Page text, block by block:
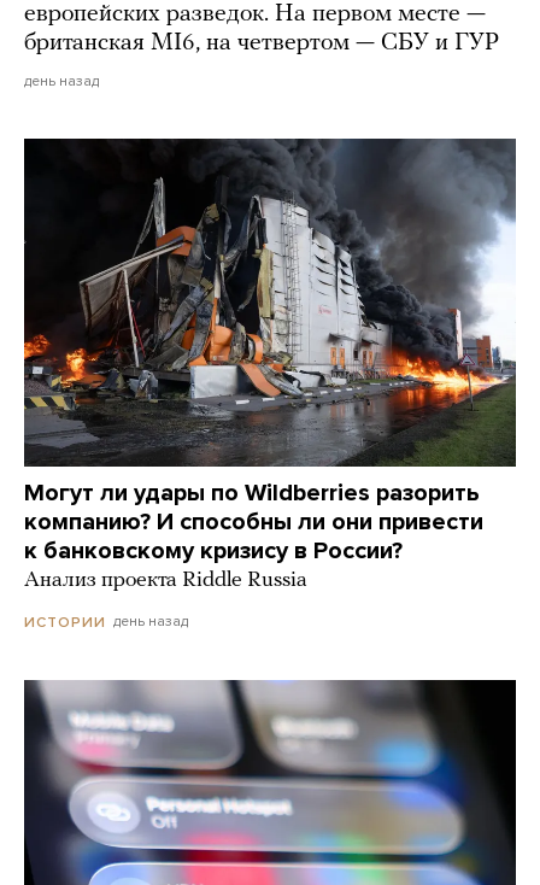
европейских разведок. На первом месте —
британская MI6, на четвертом — СБУ и ГУР
день назад
Могут ли удары по Wildberries разорить
компанию? И способны ли они привести
к банковскому кризису в России?
Анализ проекта Riddle Russia
ИСТОРИИ день назад